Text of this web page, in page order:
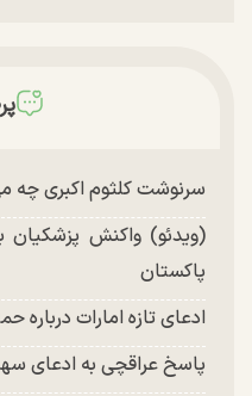
سرنوشت کلثوم اکبری چه
(ویدئو) واکنش
پاکستان
ادعای تازه امارات درباره
پاسخ عراقچی به ادعای سهم ۱۱ درصدی ایران از